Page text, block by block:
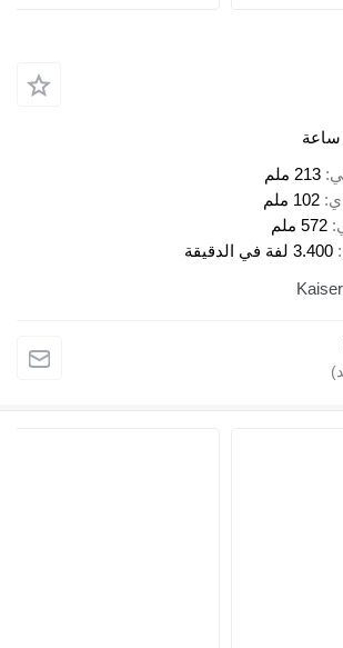
213 ملم
102 ملم
572 ملم
3.400 لفة في الدقيقة